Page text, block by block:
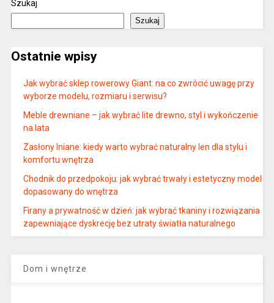
Szukaj
Szukaj
Ostatnie wpisy
Jak wybrać sklep rowerowy Giant: na co zwrócić uwagę przy
wyborze modelu, rozmiaru i serwisu?
Meble drewniane – jak wybrać lite drewno, styl i wykończenie
na lata
Zasłony lniane: kiedy warto wybrać naturalny len dla stylu i
komfortu wnętrza
Chodnik do przedpokoju: jak wybrać trwały i estetyczny model
dopasowany do wnętrza
Firany a prywatność w dzień: jak wybrać tkaniny i rozwiązania
zapewniające dyskrecję bez utraty światła naturalnego
Dom i wnętrze